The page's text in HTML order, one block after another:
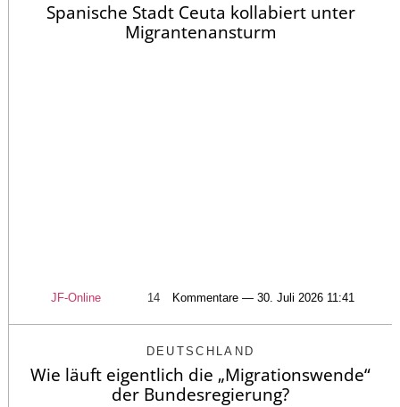
Spanische Stadt Ceuta kollabiert unter
Migrantenansturm
JF-Online 14 Kommentare — 30. Juli 2026 11:41
DEUTSCHLAND
Wie läuft eigentlich die „Migrationswende“
der Bundesregierung?